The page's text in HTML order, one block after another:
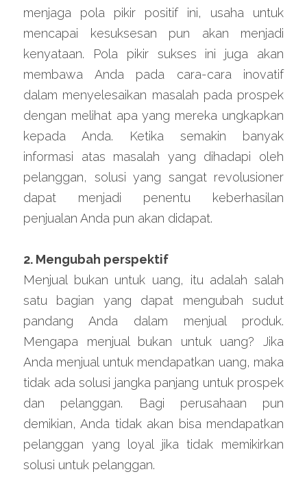
menjaga pola pikir positif ini, usaha untuk
mencapai kesuksesan pun akan menjadi
kenyataan. Pola pikir sukses ini juga akan
membawa Anda pada cara-cara inovatif
dalam menyelesaikan masalah pada prospek
dengan melihat apa yang mereka ungkapkan
kepada Anda. Ketika semakin banyak
informasi atas masalah yang dihadapi oleh
pelanggan, solusi yang sangat revolusioner
dapat menjadi penentu keberhasilan
penjualan Anda pun akan didapat.
2. Mengubah perspektif
Menjual bukan untuk uang, itu adalah salah
satu bagian yang dapat mengubah sudut
pandang Anda dalam menjual produk.
Mengapa menjual bukan untuk uang? Jika
Anda menjual untuk mendapatkan uang, maka
tidak ada solusi jangka panjang untuk prospek
dan pelanggan. Bagi perusahaan pun
demikian, Anda tidak akan bisa mendapatkan
pelanggan yang loyal jika tidak memikirkan
solusi untuk pelanggan.